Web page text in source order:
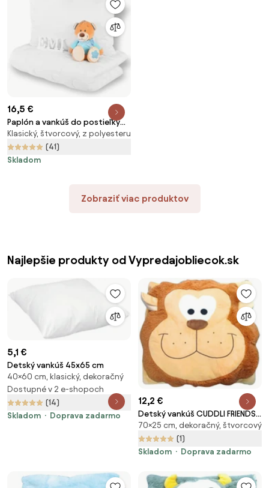
16,5 €
Paplón a vankúš do postieľky
90x130 + 45x65 antialergický
EMI
Klasický, štvorcový, z polyesteru
(41)
Skladom
Zobraziť viac produktov
Najlepšie produkty od Vypredajobliecok.sk
5,1 €
Detský vankúš 45x65 cm
40×60 cm, klasický, dekoračný
Dostupné v 2 e-shopoch
(14)
Skladom
Doprava zadarmo
12,2 €
Detský vankúš CUDDLI FRIENDS
70x70 cm plyšový - viac farieb
Farba: Hnedá
70×25 cm, dekoračný, štvorcový
(1)
Skladom
Doprava zadarmo